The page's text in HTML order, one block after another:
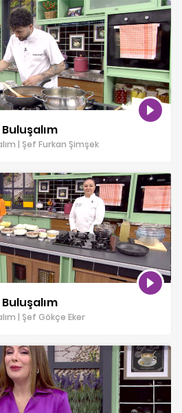
| Şef Furkan Şimşek
| Şef Gökçe Eker